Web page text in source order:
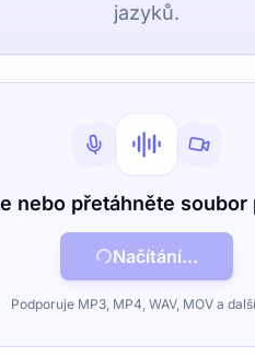
jazyků.
nebo přetáhněte soubor
Načítání...
Podporuje MP3, MP4, WAV, MOV a další